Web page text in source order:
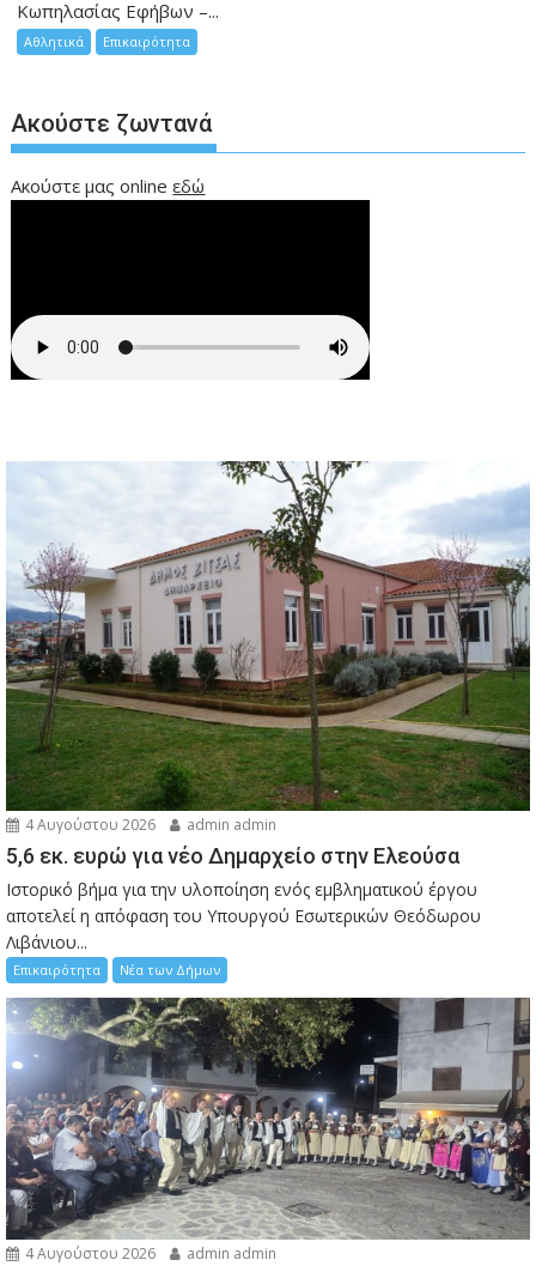
Κωπηλασίας Εφήβων –...
Αθλητικά Επικαιρότητα
Ακούστε ζωντανά
Ακούστε μας onlineεδώ
4 Αυγούστου 2026 admin admin
5,6 εκ. ευρώ για νέο Δημαρχείο στην Ελεούσα
Ιστορικό βήμα για την υλοποίηση ενός εμβληματικού έργου
αποτελεί η απόφαση του Υπουργού Εσωτερικών Θεόδωρου
Λιβάνιου...
Επικαιρότητα Νέα των Δήμων
4 Αυγούστου 2026 admin admin